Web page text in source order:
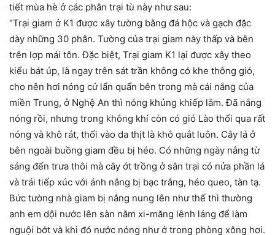
tiết mùa hè ở các phân trại tù này như sau:
“Trại giam ở K1 được xây tường bằng đá hộc và gạch đặc
dày những 30 phân. Tường của trại giam này thấp và bên
trên lợp mái tôn. Đặc biệt, Trại giam K1 lại được xây theo
kiểu bát úp, là ngay trên sát trần không có khe thông gió,
cho nên hơi nóng cứ lẩn quẩn bên trong mà cái nắng của
miền Trung, ở Nghệ An thì nóng khủng khiếp lắm. Đã nắng
nóng rồi, nhưng trong không khí còn có gió Lào thổi qua rất
nóng và khô rát, thổi vào da thịt là khô quắt luôn. Cây lá ở
bên ngoài buồng giam đều bị héo. Có những ngày nắng từ
sáng đến trưa thôi mà cây ớt trồng ở sân trại có nửa phần lá
và trái tiếp xúc với ánh nắng bị bạc trắng, héo queo, tàn tạ.
Bức tường nhà giam bị nắng nung lên như thế thì thường
anh em dội nước lên sàn nằm xi-măng lênh láng để làm
nguội bớt và khi đó nước nóng như ở trong phòng xông hơi.